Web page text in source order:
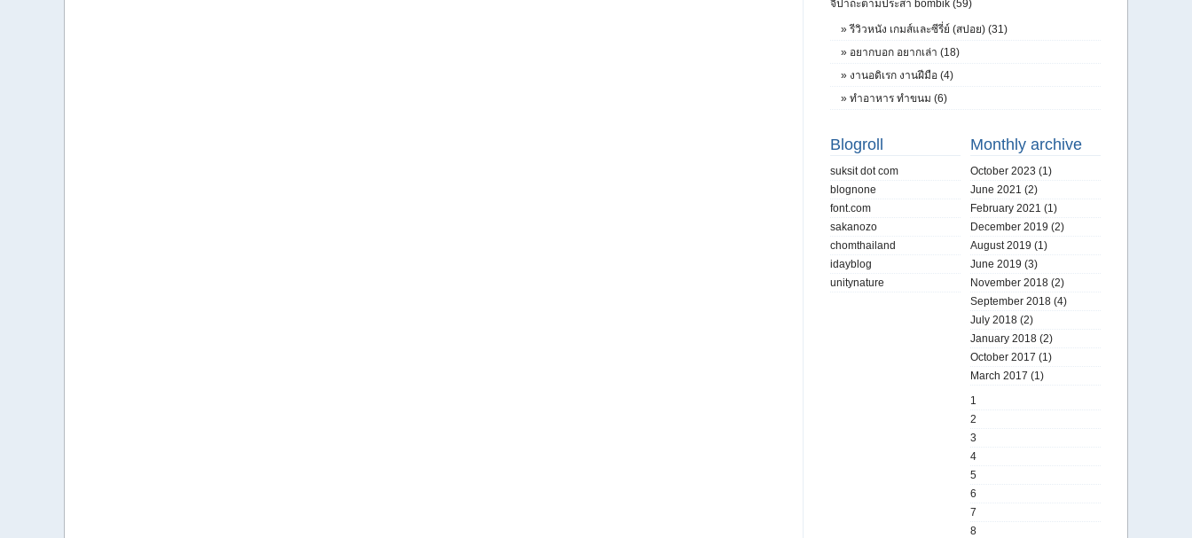
จิปาถะตามประสา bombik (59)
»รีวิวหนัง เกมส์และซีรี่ย์ (สปอย) (31)
» อยากบอก อยากเล่า (18)
» งานอดิเรก งานฝีมือ (4)
» ทำอาหาร ทำขนม (6)
Blogroll
suksit dot com
blognone
font.com
sakanozo
chomthailand
idayblog
unitynature
Monthly archive
October 2023 (1)
June 2021 (2)
February 2021 (1)
December 2019 (2)
August 2019 (1)
June 2019 (3)
November 2018 (2)
September 2018 (4)
July 2018 (2)
January 2018 (2)
October 2017 (1)
March 2017 (1)
1
2
3
4
5
6
7
8